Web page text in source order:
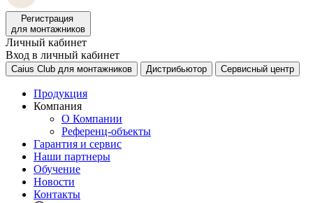
Регистрация
для монтажников
Личный кабинет
Вход в личный кабинет
Caius Club для монтажников Дистрибьютор Сервисный центр
Продукция
Компания
О Компании
Референц-объекты
Гарантия и сервис
Наши партнеры
Обучение
Новости
Контакты